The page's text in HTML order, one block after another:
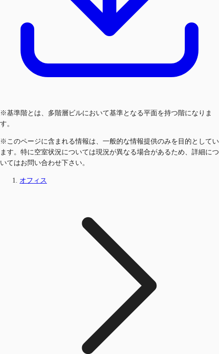
※基準階とは、多階層ビルにおいて基準となる平面を持つ階になりま
す。
※このページに含まれる情報は、一般的な情報提供のみを目的としてい
ます。特に空室状況については現況が異なる場合があるため、詳細につ
いてはお問い合わせ下さい。
オフィス